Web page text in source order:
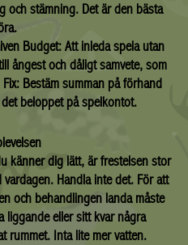
och stämning. Det är den bästa
Budget: Att inleda spela utan
ångest och dåligt samvete, som
Bestäm summan på förhand
beloppet på spelkontot.
känner dig lätt, är frestelsen stor
Handla inte det. För att
och behandlingen landa måste
liggande eller sitt kvar några
rummet. Inta lite mer vatten.